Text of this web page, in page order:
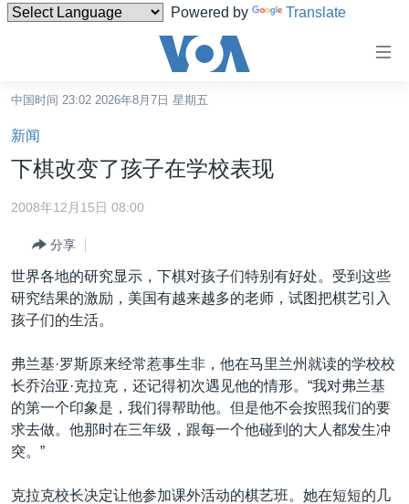
Powered by Translate
碍
链
接
转
容
跳
转
索
中国
港澳
国际
最新国际新闻
中东
欧洲
非洲
分类新闻
人权·法律·宗教
科教·文娱·体健
军事
热点专题
白宫要闻
国会报道
VOA视频
VOA今日焦点
中国时间 23:02 2026年8月7日 星期五
新闻
下棋改变了孩子在学校表现
2008年12月15日 08:00
分享
世界各地的研究显示，下棋对孩子们特别有好处。受到这些
研究结果的激励，美国有越来越多的老师，试图把棋艺引入
孩子们的生活。
弗兰基·罗斯原来经常惹事生非，他在马里兰州就读的学校校
长乔治亚·克拉克，还记得初次遇见他的情形。“我对弗兰基
的第一个印象是，我们得帮助他。但是他不会按照我们的要
求去做。他那时在三年级，跟每一个他碰到的大人都发生冲
突。”
克拉克校长决定让他参加课外活动的棋艺班。她在短短的几